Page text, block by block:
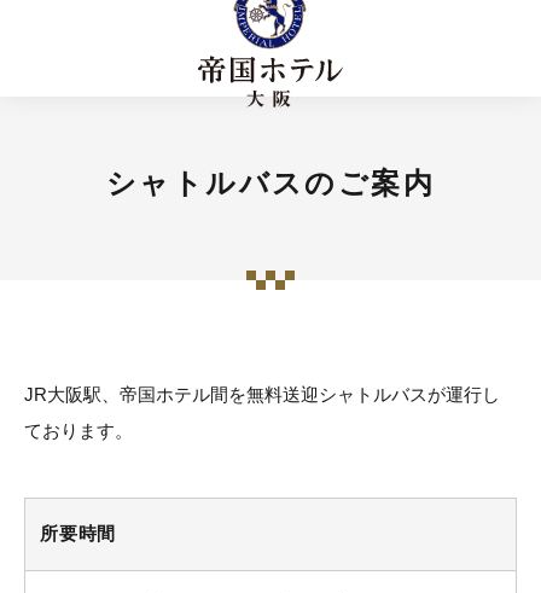
シャトルバスのご案内
JR大阪駅、帝国ホテル間を無料送迎シャトルバスが運行し
ております。
所要時間